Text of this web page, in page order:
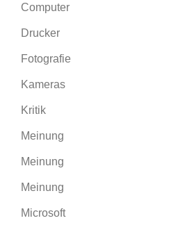
Computer
Drucker
Fotografie
Kameras
Kritik
Meinung
Meinung
Meinung
Microsoft